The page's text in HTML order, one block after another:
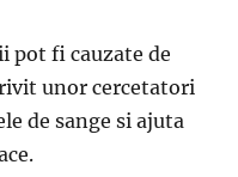
pot fi cauzate de
unor cercetatori
de sange si ajuta